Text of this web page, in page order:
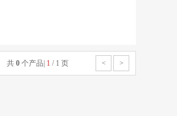
共 0 个产品 1 / 1 页 < >